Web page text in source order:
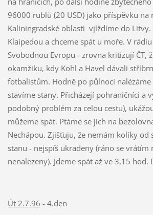
96000 rublů (20 USD) jako příspěvku na
Kaliningradské oblasti vjíždíme do
Klaipedou a chceme spát u moře. V
Svobodnou Evropu - zrovna kritizují ČT,
okamžiku, kdy Kohl a Havel dávali
fotbalistům. Hodně po půlnoci
stavíme stany. Přicházejí pohraničníci a
podobný problém za celou cestu),
můžeme spát. Ptáme se jich na
Nechápou. Zjišťuju, že nemám kolíky od
stanu - nejspíš ukradeny (ráno se
nenalezeny). Jdeme spát až ve 3,15 hod.
Út 2.7.96 - 4.den